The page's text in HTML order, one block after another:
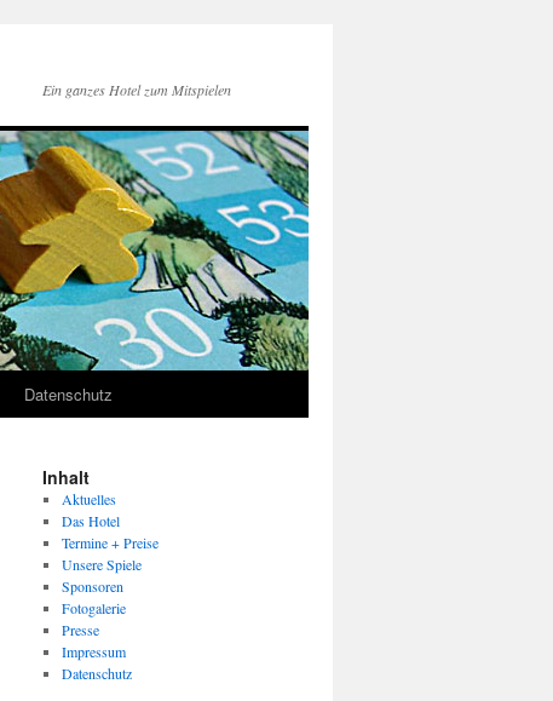
Ein ganzes Hotel zum Mitspielen
Datenschutz
Inhalt
Aktuelles
Das Hotel
Termine + Preise
Unsere Spiele
Sponsoren
Fotogalerie
Presse
Impressum
Datenschutz